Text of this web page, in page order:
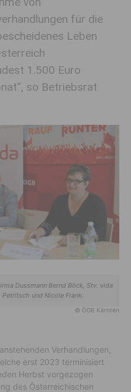
für die
Leben
1.500 Euro
so Betriebsrat
Dussmann Bernd Böck, Stv. vida
und Nicole Frank.
© ÖGB Kärnten
Verhandlungen,
erst 2023 terminisiert
Herbst vorgezogen
des Österreichischen